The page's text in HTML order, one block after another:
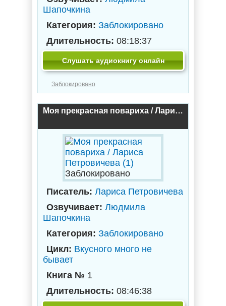
Шапочкина
Категория: Заблокировано
Длительность: 08:18:37
Слушать аудиокнигу онлайн
Заблокировано
Моя прекрасная повариха / Лариса Петровичева (1)
Заблокировано
Писатель: Лариса Петровичева
Озвучивает: Людмила
Шапочкина
Категория: Заблокировано
Цикл: Вкусного много не
бывает
Книга № 1
Длительность: 08:46:38